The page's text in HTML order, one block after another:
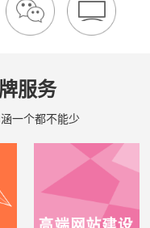
服务
一个都不能少